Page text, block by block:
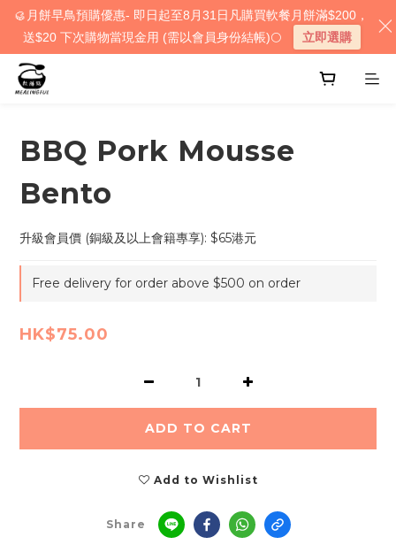
BBQ Pork Mousse
Bento
升級會員價 (銅級及以上會籍專享): $65港元
Free delivery for order above $500 on order
HK$75.00
ADD TO CART
Add to Wishlist
Share
🥮月餅早鳥預購優惠- 即日起至8月31日凡購買軟餐月餅滿$200，
送$20 下次購物當現金用 (需以會員身份結帳)🌕
立即選購